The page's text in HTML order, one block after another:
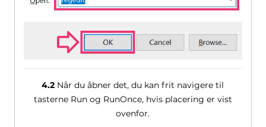
4.2 Når du åbner det, du kan frit navigere til
tasterne Run og RunOnce, hvis placering er vist
ovenfor.